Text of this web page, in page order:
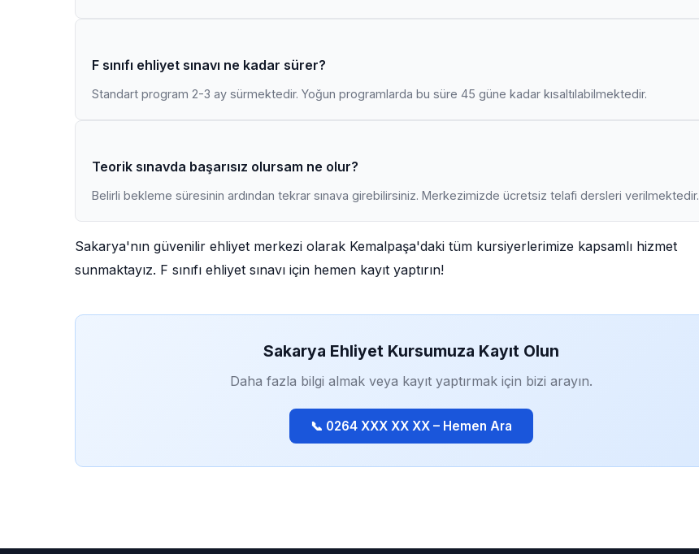
F sınıfı ehliyet sınavı ne kadar sürer?
Standart program 2-3 ay sürmektedir. Yoğun programlarda bu süre 45 güne kadar kısaltılabilmektedir.
Teorik sınavda başarısız olursam ne olur?
Belirli bekleme süresinin ardından tekrar sınava girebilirsiniz. Merkezimizde ücretsiz telafi dersleri verilmektedir.
Sakarya'nın güvenilir ehliyet merkezi olarak Kemalpaşa'daki tüm kursiyerlerimize kapsamlı hizmet
sunmaktayız. F sınıfı ehliyet sınavı için hemen kayıt yaptırın!
Sakarya Ehliyet Kursumuza Kayıt Olun
Daha fazla bilgi almak veya kayıt yaptırmak için bizi arayın.
📞 0264 XXX XX XX – Hemen Ara